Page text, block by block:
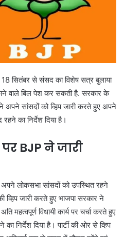
सितंबर से संसद का विशेष सत्र बुलाया
वाले बिल पेश कर सकती है. सरकार के
अपने सांसदों को व्हिप जारी करते हुए अपने
का निर्देश दिया है।
BJPने जारी
लोकसभा सांसदों को उपस्थित रहने
व्हिप जारी करते हुए भाजपा सरकार ने
विधायी कार्य पर चर्चा करते हुए
निर्देश दिया है। पार्टी की ओर से व्हिप